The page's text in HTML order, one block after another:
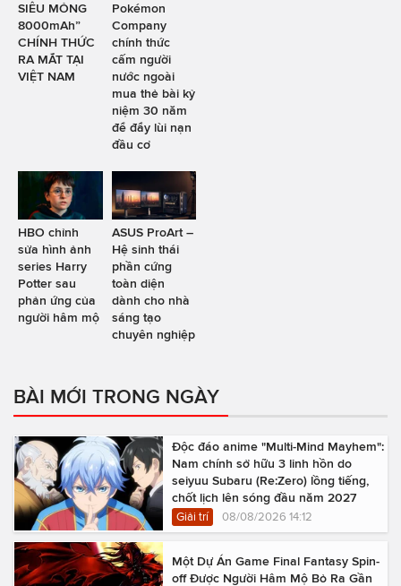
SIÊU MỎNG
8000mAh”
CHÍNH THỨC
RA MẮT TẠI
VIỆT NAM
Pokémon
Company
chính thức
cấm người
nước ngoài
mua thẻ bài kỷ
niệm 30 năm
để đẩy lùi nạn
đầu cơ
HBO chỉnh
sửa hình ảnh
series Harry
Potter sau
phản ứng của
người hâm mộ
ASUS ProArt –
Hệ sinh thái
phần cứng
toàn diện
dành cho nhà
sáng tạo
chuyên nghiệp
BÀI MỚI TRONG NGÀY
Độc đáo anime "Multi-Mind Mayhem":
Nam chính sở hữu 3 linh hồn do
seiyuu Subaru (Re:Zero) lồng tiếng,
chốt lịch lên sóng đầu năm 2027
Giải trí 08/08/2026 14:12
Một Dự Án Game Final Fantasy Spin-
off Được Người Hâm Mộ Bỏ Ra Gần